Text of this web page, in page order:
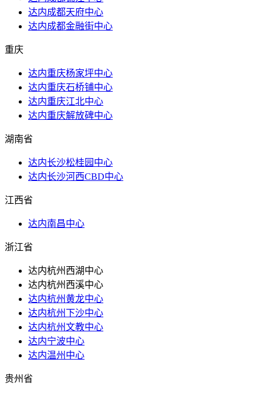
达内成都天府中心
达内成都金融街中心
重庆
达内重庆杨家坪中心
达内重庆石桥铺中心
达内重庆江北中心
达内重庆解放碑中心
湖南省
达内长沙松桂园中心
达内长沙河西CBD中心
江西省
达内南昌中心
浙江省
达内杭州西湖中心
达内杭州西溪中心
达内杭州黄龙中心
达内杭州下沙中心
达内杭州文教中心
达内宁波中心
达内温州中心
贵州省